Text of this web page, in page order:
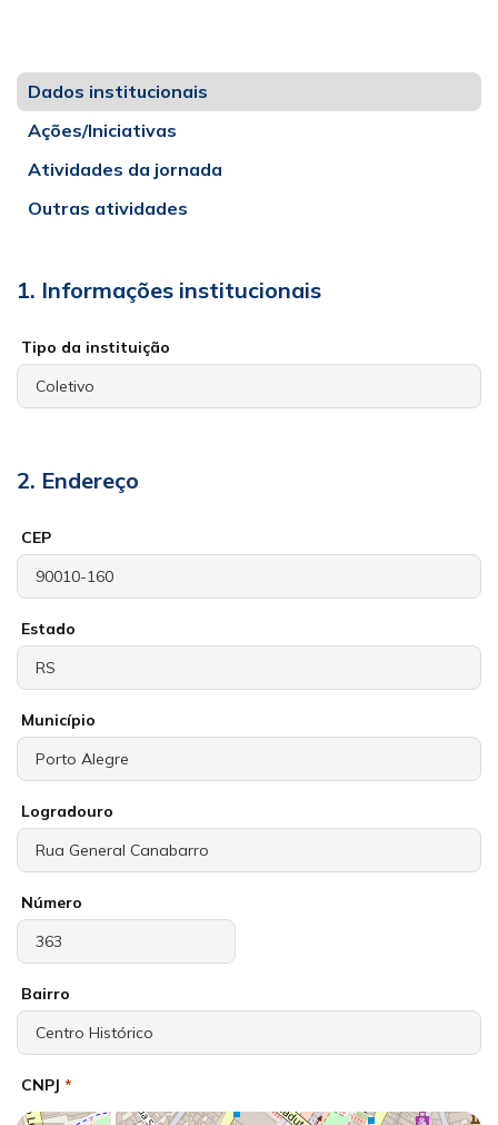
Dados institucionais
Ações/Iniciativas
Atividades da jornada
Outras atividades
1. Informações institucionais
Tipo da instituição
2. Endereço
CEP
Estado
Município
Logradouro
Número
Bairro
CNPJ *